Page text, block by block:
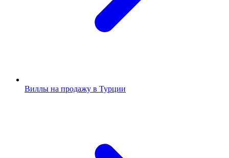
Виллы на продажу в Турции